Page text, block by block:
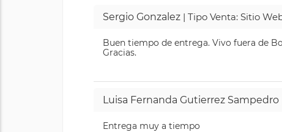
Sergio Gonzalez | Tipo Venta: Sitio
Buen tiempo de entrega. Vivo fuera de
Gracias.
Luisa Fernanda Gutierrez Sampedro
Entrega muy a tiempo